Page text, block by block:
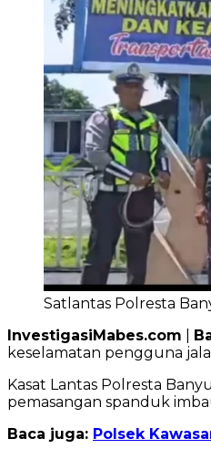
Satlantas Polresta
InvestigasiMabes.com
keselamatan pengguna
Kasat Lantas Polresta
pemasangan spanduk
Baca juga: Polsek